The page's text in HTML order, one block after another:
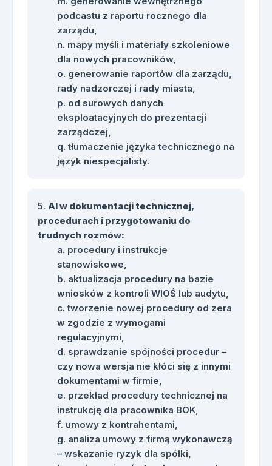
podcastu z raportu rocznego dla
zarządu,
mapy myśli i materiały szkoleniowe
dla nowych pracowników,
generowanie raportów dla zarządu,
rady nadzorczej i rady miasta,
od surowych danych
eksploatacyjnych do prezentacji
zarządczej,
tłumaczenie języka technicznego na
język niespecjalisty.
AI w dokumentacji technicznej,
procedurach i przygotowaniu do
trudnych rozmów:
procedury i instrukcje
stanowiskowe,
aktualizacja procedury na bazie
wniosków z kontroli WIOŚ lub audytu,
tworzenie nowej procedury od zera
w zgodzie z wymogami
regulacyjnymi,
sprawdzanie spójności procedur –
czy nowa wersja nie kłóci się z innymi
dokumentami w firmie,
przekład procedury technicznej na
instrukcję dla pracownika BOK,
umowy z kontrahentami,
analiza umowy z firmą wykonawczą
– wskazanie ryzyk dla spółki,